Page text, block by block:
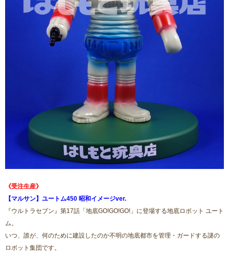
《受注生産》
【マルサン】ユートム450 昭和イメージver.
『ウルトラセブン』第17話「地底GO!GO!GO!」に登場する地底ロボット ユート
ム。
いつ、誰が、何のために建設したのか不明の地底都市を管理・ガードする謎の
ロボット集団です。